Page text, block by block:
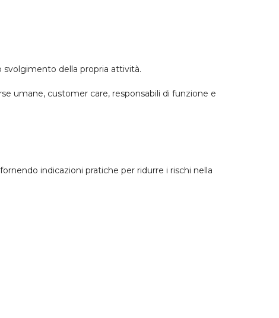
svolgimento della propria attività.
umane, customer care, responsabili di funzione e
indicazioni pratiche per ridurre i rischi nella